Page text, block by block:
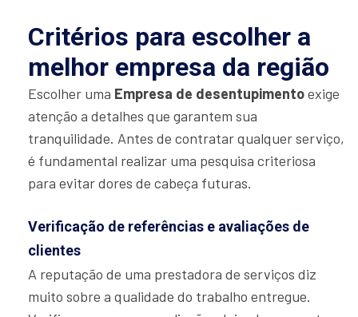
Critérios para escolher a
melhor empresa da região
Escolher uma Empresa de desentupimentoexige
atenção a detalhes que garantem sua
tranquilidade. Antes de contratar qualquer serviço,
é fundamental realizar uma pesquisa criteriosa
para evitar dores de cabeça futuras.
Verificação de referências e avaliações de
clientes
A reputação de uma prestadora de serviços diz
muito sobre a qualidade do trabalho entregue.